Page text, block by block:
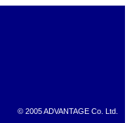
© 2005 ADVANTAGE Co. Ltd.